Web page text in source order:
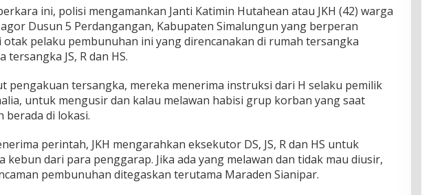
ini, polisi mengamankan Janti Katimin Hutahean atau JKH (42) warga
Dusun 5 Perdangangan, Kabupaten Simalungun yang berperan
otak pelaku pembunuhan ini yang direncanakan di rumah tersangka
tersangka JS, R dan HS.
pengakuan tersangka, mereka menerima instruksi dari H selaku pemilik
untuk mengusir dan kalau melawan habisi grup korban yang saat
berada di lokasi.
perintah, JKH mengarahkan eksekutor DS, JS, R dan HS untuk
kebun dari para penggarap. Jika ada yang melawan dan tidak mau diusir,
pembunuhan ditegaskan terutama Maraden Sianipar.